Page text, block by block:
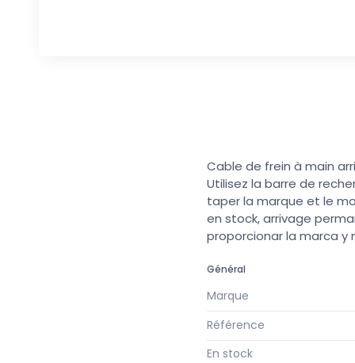
Cable de frein à main
Utilisez la barre de
taper la marque et le
en stock, arrivage
proporcionar la marca y
Général
Marque
Référence
En stock